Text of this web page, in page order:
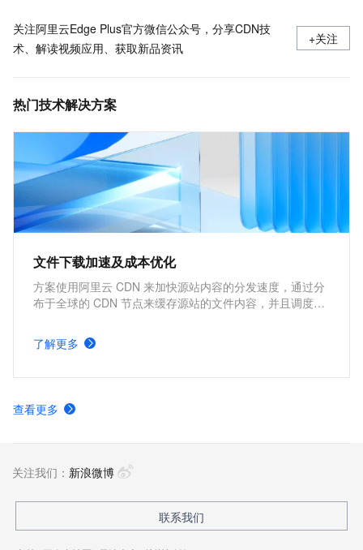
关注阿里云Edge Plus官方微信公众号，分享CDN技
术、解读视频应用、获取新品资讯
+关注
热门技术解决方案
文件下载加速及成本优化
方案使用阿里云 CDN 来加快源站内容的分发速度，通过分
布于全球的 CDN 节点来缓存源站的文件内容，并且调度用
加快文件下载速度，提高网站性能。核心优势包括改善用户
体验，提高网站可访问性，在降低源站服务器负载的同时，
了解更多
查看更多
关注我们： 新浪微博
联系我们